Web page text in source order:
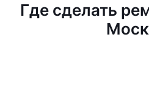
Где сделать